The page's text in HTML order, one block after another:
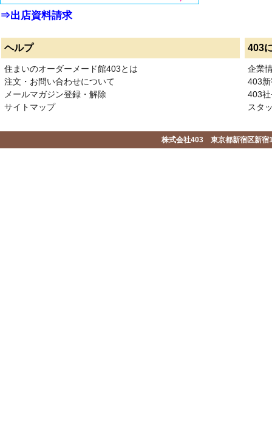
⇒出店資料請求
ヘルプ 403
住まいのオーダーメード館403とは
注文・お問い合わせについて
メールマガジン登録・解除
サイトマップ
企業
403
403
スタ
株式会社403 東京都新宿区新